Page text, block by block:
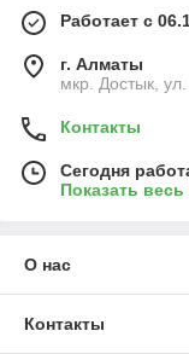
Работает с
г. Алматы
мкр. Достык,
Контакты
Сегодня
Показать
О нас
Контакты